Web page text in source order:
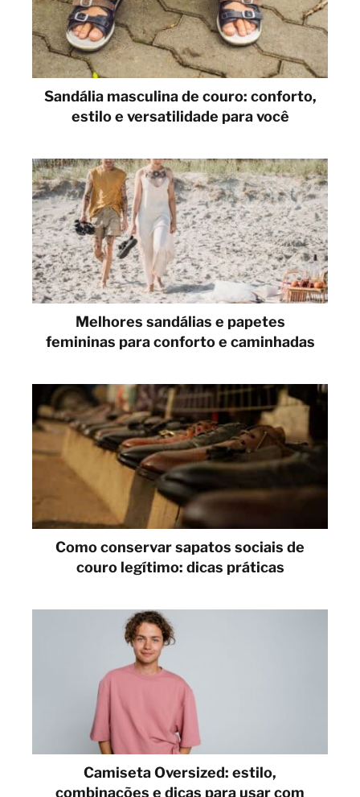
Sandália masculina de couro: conforto,
estilo e versatilidade para você
Melhores sandálias e papetes
femininas para conforto e caminhadas
Como conservar sapatos sociais de
couro legítimo: dicas práticas
Camiseta Oversized: estilo,
combinações e dicas para usar com